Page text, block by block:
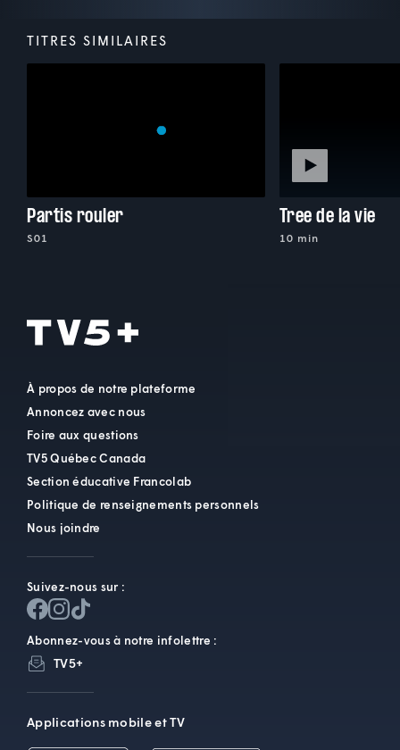
TITRES SIMILAIRES
Partis rouler
S01
Tree de la vie
10 min
À propos de notre plateforme
Annoncez avec nous
Foire aux questions
TV5 Québec Canada
Section éducative Francolab
Politique de renseignements personnels
Nous joindre
Suivez-nous sur :
Abonnez-vous à notre infolettre :
TV5+
Applications mobile et TV